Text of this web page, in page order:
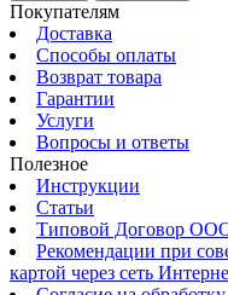
Покупателям
Доставка
Способы оплаты
Возврат товара
Гарантии
Услуги
Вопросы и ответы
Полезное
Инструкции
Статьи
Типовой Договор
Рекомендации при
картой через сеть